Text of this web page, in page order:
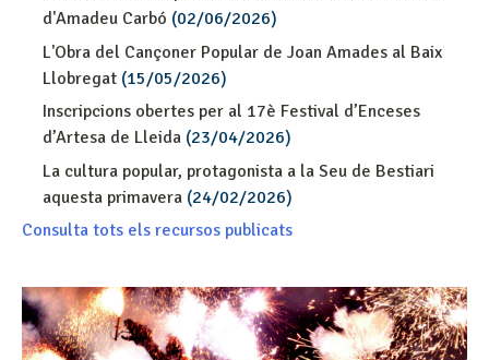
d'Amadeu Carbó (02/06/2026)
L'Obra del Cançoner Popular de Joan Amades al Baix
Llobregat (15/05/2026)
Inscripcions obertes per al 17è Festival d’Enceses
d’Artesa de Lleida (23/04/2026)
La cultura popular, protagonista a la Seu de Bestiari
aquesta primavera (24/02/2026)
Consulta tots els recursos publicats